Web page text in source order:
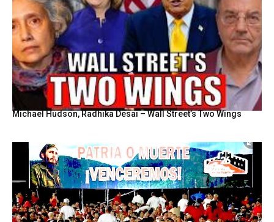
Michael Hudson, Radhika Desai – Wall Street’s Two Wings